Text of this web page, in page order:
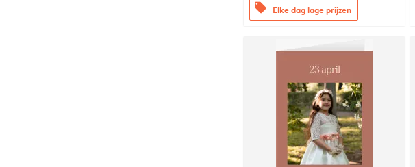
offers Elke dag lage prijzen